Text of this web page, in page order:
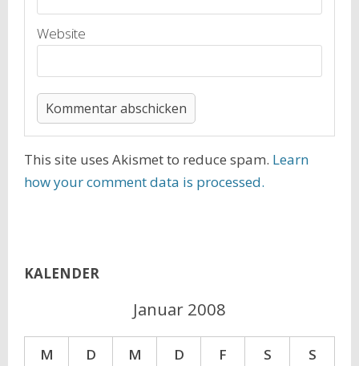
Website
This site uses Akismet to reduce spam. Learn
how your comment data is processed.
KALENDER
Januar 2008
M D M D F S
S